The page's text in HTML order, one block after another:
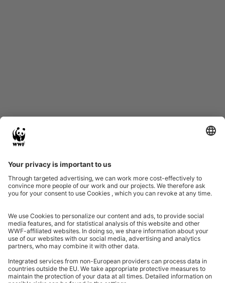
Eine Initiative von
Partner & Auszeichnungen
Ein Projekt der Aktionsplattform von Unternehmen Biologische Vielfalt 2020